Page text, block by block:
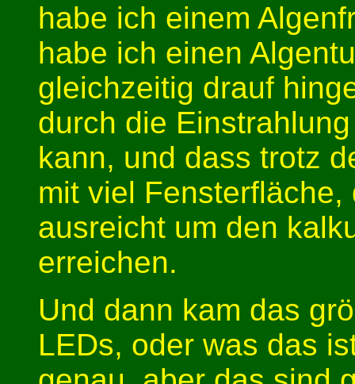
habe ich einem
habe ich einen
gleichzeitig drauf
durch die
kann, und dass trotz
mit viel
ausreicht um den
erreichen.
Und dann kam das
LEDs, oder was das